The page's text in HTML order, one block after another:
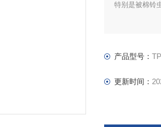
特别是被棉铃
产品型号：
更新时间：